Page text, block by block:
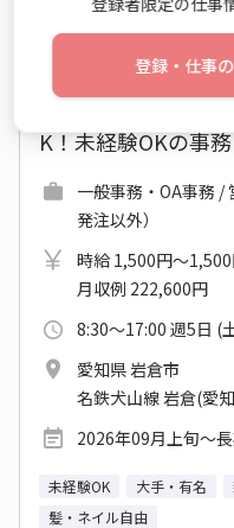
K！未経験OKの事務
一般事務・OA事務 /
発注以外）
時給 1,500円～
月収例 222,600円
8:30～17:00 週5日 (
愛知県 岩倉市
名鉄犬山線 岩倉(愛
2026年09月上旬～
未経験OK 大手・有名
髪・ネイル自由
登録・仕事